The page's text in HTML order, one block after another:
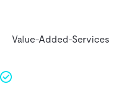
Value-Added-Services